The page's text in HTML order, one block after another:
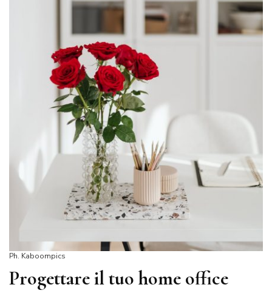
Ph. Kaboompics
Progettare il tuo home office